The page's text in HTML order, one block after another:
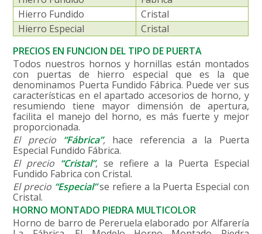
Hierro Fundido
Cristal
Hierro Especial
Cristal
PRECIOS EN FUNCION DEL TIPO DE PUERTA
Todos nuestros hornos y hornillas están montados
con puertas de hierro especial que es la que
denominamos Puerta Fundido Fábrica. Puede ver sus
características en el apartado accesorios de horno, y
resumiendo tiene mayor dimensión de apertura,
facilita el manejo del horno, es más fuerte y mejor
proporcionada.
El precio
“Fábrica”,hace referencia a la Puerta
Especial Fundido Fábrica.
El precio “Cristal”, se refiere a la Puerta Especial
Fundido Fabrica con Cristal.
El precio “Especial”se refiere a la Puerta Especial con
Cristal.
HORNO MONTADO PIEDRA MULTICOLOR
Horno de barro de Pereruela elaborado por Alfarería